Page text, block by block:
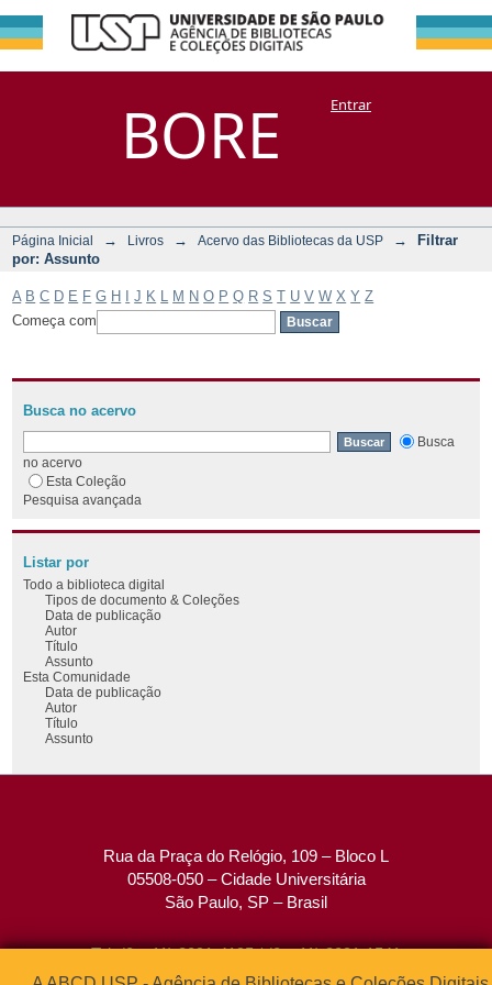
BORE
Filtrar por:
Assunto
DSpace/Manakin + CoriscoEntrar
Página Inicial → Livros → Acervo das Bibliotecas da USP →
Filtrar
por: Assunto
A B C D E F G H J K M N O P Q R S T U V W X Y Z
Começa com
Busca no acervo
Busca
no acervo
Esta Coleção
Pesquisa avançada
Listar por
Todo a biblioteca digital
Tipos de documento & Coleções
Data de publicação
Autor
Título
Assunto
Esta Comunidade
Data de publicação
Autor
Título
Assunto
Rua da Praça do Relógio, 109 – Bloco L
05508-050 – Cidade Universitária
São Paulo, SP – Brasil
Tel: (0xx11) 3091-4195 / (0xx11) 3091-1541
Fax: (0xx11) 3091-1567